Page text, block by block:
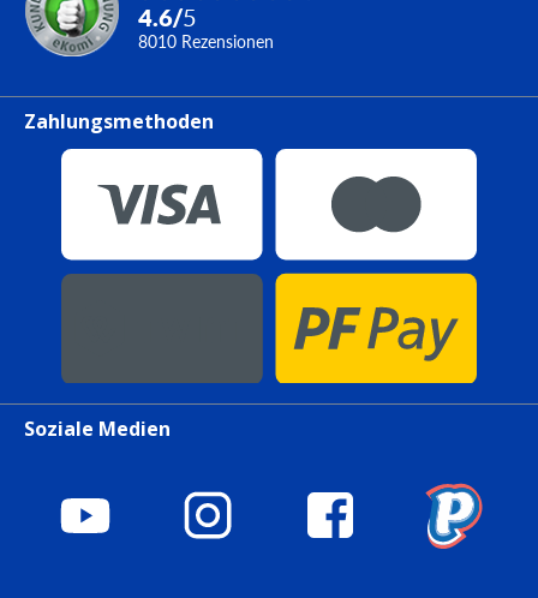
4.6/5
8010 Rezensionen
Zahlungsmethoden
Soziale Medien